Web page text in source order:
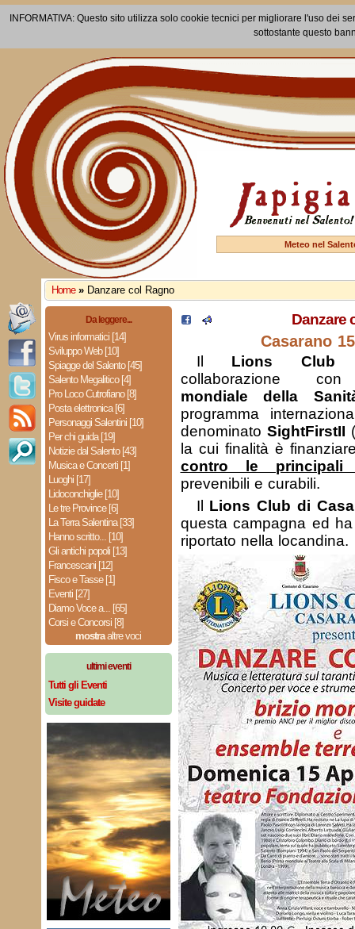
INFORMATIVA: Questo sito utilizza solo cookie tecnici per migliorare l'uso dei
sottostante questo
Meteo nel
Home » Danzare col Ragno
Da leggere...
Virus informatici [14]
Sviluppo Web [10]
Spiagge del Salento [45]
Salento Megalitico [4]
Pro Loco Cutrofiano [8]
Posta elettronica [6]
Personaggi Salentini [10]
Per chi guida [19]
Notizie dal Salento [43]
Musica e Concerti [1]
Luoghi [17]
Lidoconchiglie [10]
Le tre Province [6]
La Terra Salentina [33]
Hanno scritto... [10]
Gli antichi popoli [13]
Francescani [12]
Fisco e Tasse [1]
Eventi [27]
Diamo Voce a... [65]
Corsi e Concorsi [8]
mostraaltre voci
ultimi eventi
Tutti gli Eventi
Visite guidate
Danzare
Casarano
Il Lions Club
collaborazione
mondiale della
programma
denominato SightFirstII (
la cui finalità è
contro le
prevenibili e curabili.
Il Lions Club di
questa campagna ed
riportato nella locandina.